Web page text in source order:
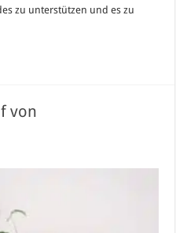
zu unterstützen und es zu
von